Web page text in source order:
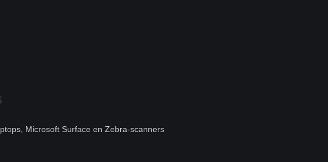
Microsoft Surface en Zebra-scanners